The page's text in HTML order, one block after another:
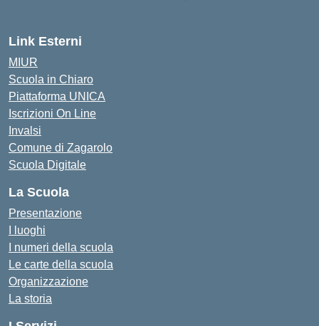
Link Esterni
MIUR
Scuola in Chiaro
Piattaforma UNICA
Iscrizioni On Line
Invalsi
Comune di Zagarolo
Scuola Digitale
La Scuola
Presentazione
I luoghi
I numeri della scuola
Le carte della scuola
Organizzazione
La storia